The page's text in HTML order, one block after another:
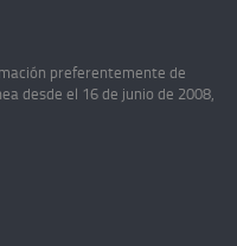
preferentemente de
desde el 16 de junio de 2008,